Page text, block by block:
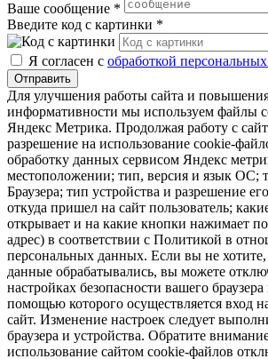
Ваше сообщение *
Введите код с картинки *
Я согласен с обработкой
Отправить
Для улучшения работы сайта и
информативности мы используем файлы
Яндекс Метрика. Продолжая работу с
разрешение на использование cookie-
обработку данных сервисом Яндекс
местоположении; тип, версия и язык ОС;
Браузера; тип устройства и разрешение
откуда пришел на сайт пользователь;
открывает и на какие кнопки нажимает
адрес) в соответствии с Политикой в
персональных данных. Если вы не
данные обрабатывались, вы можете
настройках безопасности вашего
помощью которого осуществляется вход
сайт. Изменение настроек следует
браузера и устройства. Обратите
использование сайтом cookie-файлов